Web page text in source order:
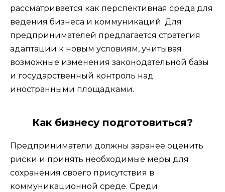
рассматривается как перспективная среда для
ведения бизнеса и коммуникаций. Для
предпринимателей предлагается стратегия
адаптации к новым условиям, учитывая
возможные изменения законодательной базы
и государственный контроль над
иностранными площадками.
Как бизнесу подготовиться?
Предприниматели должны заранее оценить
риски и принять необходимые меры для
сохранения своего присутствия в
коммуникационной среде. Среди